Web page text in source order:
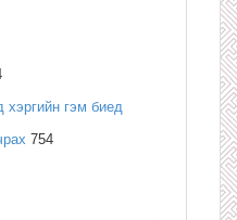
хэргийн гэм биед
754